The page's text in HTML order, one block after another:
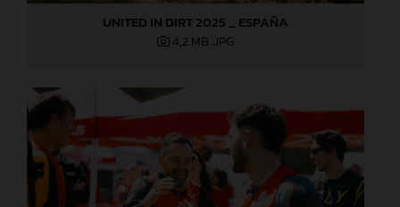
UNITED IN DIRT 2025 _ ESPAÑA
4,2 MB .JPG